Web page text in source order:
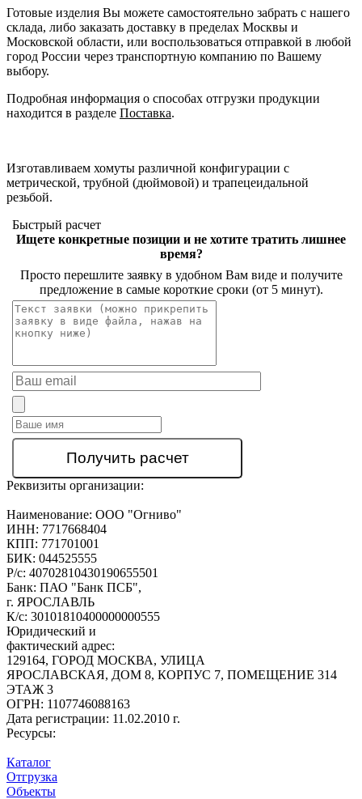
Готовые изделия Вы можете самостоятельно забрать с нашего
склада, либо заказать доставку в пределах Москвы и
Московской области, или воспользоваться отправкой в любой
город России через транспортную компанию по Вашему
выбору.
Подробная информация о способах отгрузки продукции
находится в разделе Поставка.
Изготавливаем хомуты различной конфигурации с
метрической, трубной (дюймовой) и трапецеидальной
резьбой.
Быстрый расчет
Ищете конкретные позиции и не хотите тратить лишнее
время?
Просто перешлите заявку в удобном Вам виде и получите
предложение в самые короткие сроки (от 5 минут).
Реквизиты организации:
Наименование: ООО "Огниво"
ИНН: 7717668404
КПП: 771701001
БИК: 044525555
Р/с: 40702810430190655501
Банк: ПАО "Банк ПСБ",
г. ЯРОСЛАВЛЬ
К/с: 30101810400000000555
Юридический и
фактический адрес:
129164, ГОРОД МОСКВА, УЛИЦА
ЯРОСЛАВСКАЯ, ДОМ 8, КОРПУС 7, ПОМЕЩЕНИЕ 314
ЭТАЖ 3
ОГРН: 1107746088163
Дата регистрации: 11.02.2010 г.
Ресурсы:
Каталог
Отгрузка
Объекты